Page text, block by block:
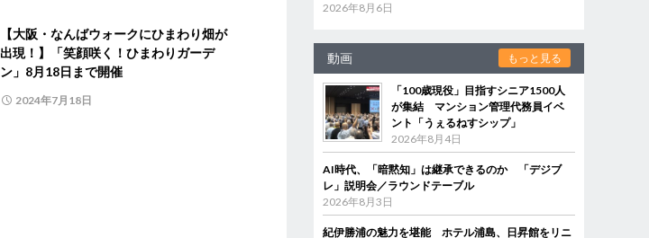
【大阪・なんばウォークにひまわり畑が
出現！】「笑顔咲く！ひまわりガーデ
ン」8月18日まで開催
2024年7月18日
2026年8月6日
動画 もっと見る
「100歳現役」目指すシニア1500人
が集結 マンション管理代務員イベ
ント「うぇるねすシップ」
2026年8月4日
AI時代、「暗黙知」は継承できるのか 「デジブ
レ」説明会／ラウンドテーブル
2026年8月3日
紀伊勝浦の魅力を堪能 ホテル浦島、日昇館をリニ